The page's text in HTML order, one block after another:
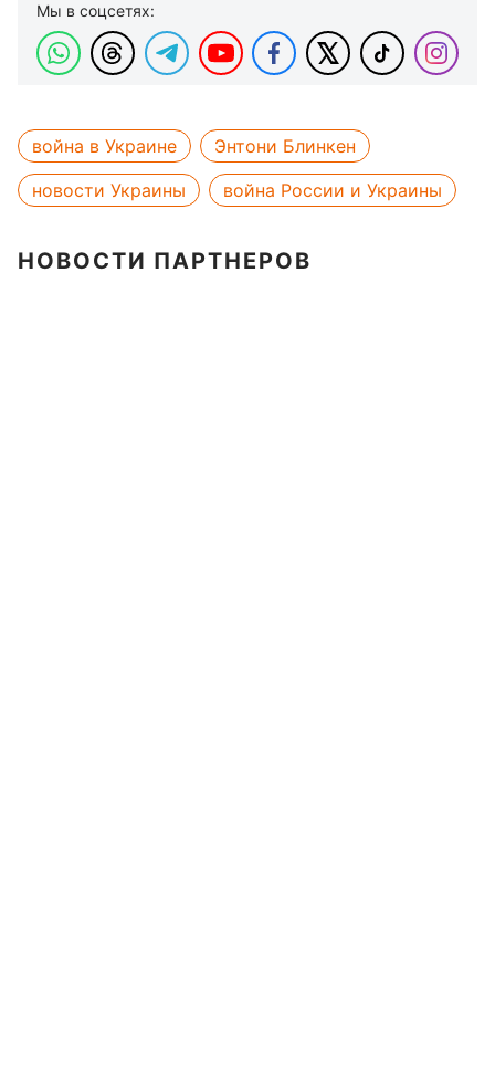
Мы в соцсетях:
война в Украине
Энтони Блинкен
новости Украины
война России и Украины
НОВОСТИ ПАРТНЕРОВ